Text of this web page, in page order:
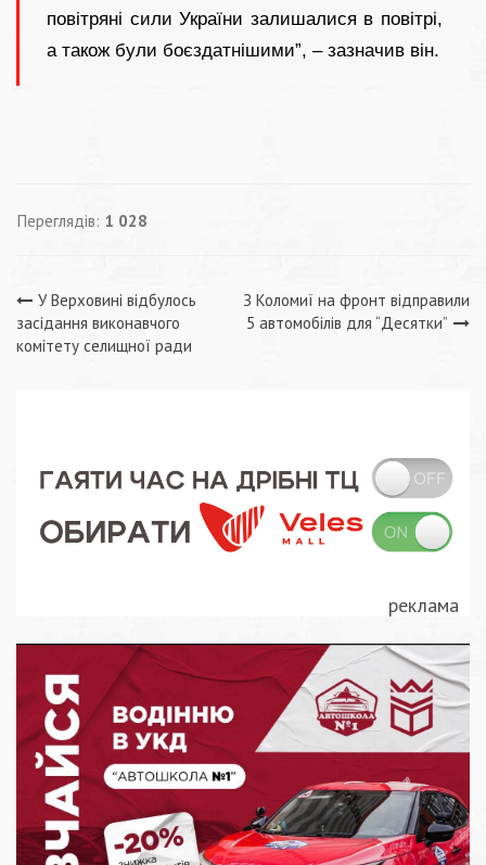
повітряні сили України залишалися в повітрі,
а також були боєздатнішими”, – зазначив він.
Переглядів: 1 028
Навігація
записів
У Верховині відбулось
засідання виконавчого
комітету селищної ради
З Коломиї на фронт відправили
5 автомобілів для “Десятки”